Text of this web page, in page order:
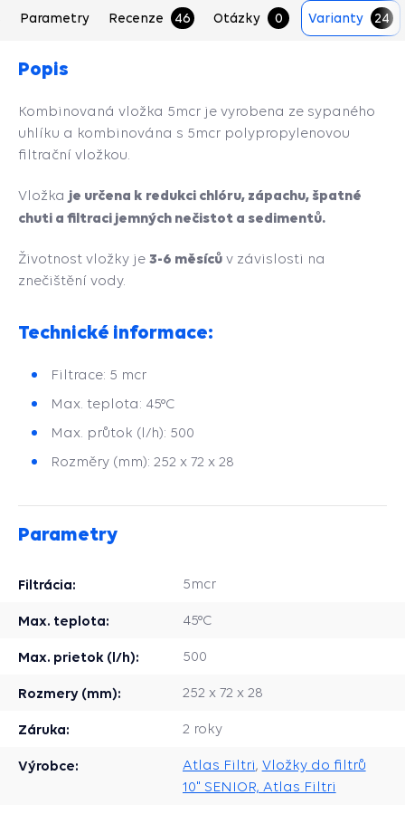
Parametry Recenze 46 Otázky 0 Varianty 24
Popis
Kombinovaná vložka 5mcr je vyrobena ze sypaného
uhlíku a kombinována s 5mcr polypropylenovou
filtrační vložkou.
Vložka je určena k redukci chlóru, zápachu, špatné
chuti a filtraci jemných nečistot a sedimentů.
Životnost vložky je 3-6 měsíců v závislosti na
znečištění vody.
Technické informace:
Filtrace: 5 mcr
Max. teplota: 45°C
Max. průtok (l/h): 500
Rozměry (mm): 252 x 72 x 28
Parametry
Filtrácia: 5mcr
Max. teplota: 45°C
Max. prietok (l/h): 500
Rozmery (mm): 252 x 72 x 28
Záruka: 2 roky
Výrobce: Atlas Filtri, Vložky do filtrů
10" SENIOR, Atlas Filtri